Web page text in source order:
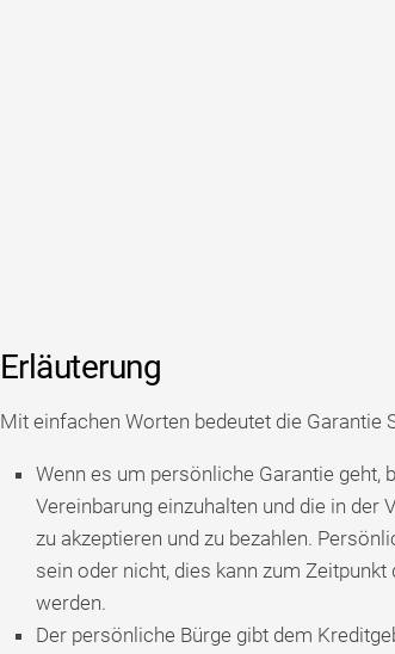
Erläuterung
Mit einfachen Worten bedeutet die Garantie
Wenn es um persönliche Garantie geht,
Vereinbarung einzuhalten und die in der
zu akzeptieren und zu bezahlen.
sein oder nicht, dies kann zum
werden.
Der persönliche Bürge gibt dem